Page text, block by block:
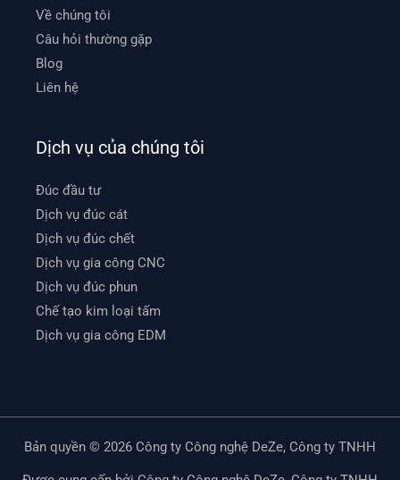
Về chúng tôi
Câu hỏi thường gặp
Blog
Liên hệ
Dịch vụ của chúng tôi
Đúc đầu tư
Dịch vụ đúc cát
Dịch vụ đúc chết
Dịch vụ gia công CNC
Dịch vụ đúc phun
Chế tạo kim loại tấm
Dịch vụ gia công EDM
Bản quyền © 2026 Công ty Công nghệ DeZe, Công ty TNHH